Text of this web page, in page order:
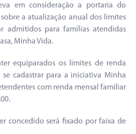
em consideração a portaria do
a atualização anual dos limites
admitidos para famílias atendidas
Minha Vida.
equiparados os limites de renda
cadastrar para a iniciativa Minha
com renda mensal familiar
concedido será fixado por faixa de